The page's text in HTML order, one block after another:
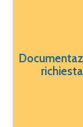
richiesta